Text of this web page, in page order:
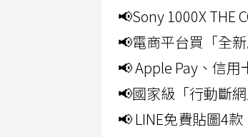
📢Sony 1000X THE
📢電商平台買「全
📢 Apple Pay、信
📢國家級「行動斷
📢 LINE免費貼圖4